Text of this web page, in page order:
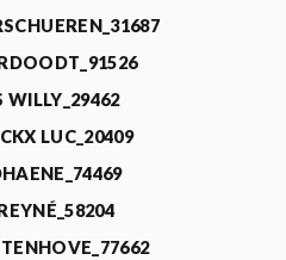
WILLY_29462
LUC_20409